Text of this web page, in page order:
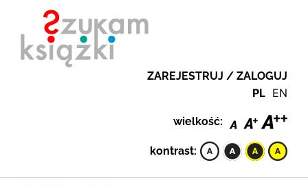
ZAREJESTRUJ / ZALOGUJ
PL EN
wielkość:
kontrast: